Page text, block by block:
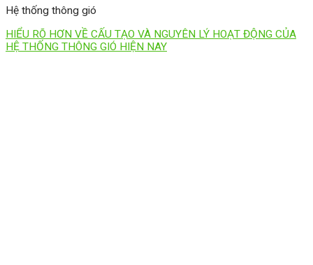
Hệ thống thông gió
HIỂU RÕ HƠN VỀ CẤU TẠO VÀ NGUYÊN LÝ HOẠT ĐỘNG CỦA
HỆ THỐNG THÔNG GIÓ HIỆN NAY